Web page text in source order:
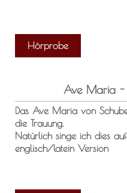
Hörprobe
Ave Maria -
Das Ave Maria von
die Trauung.
Natürlich singe ich dies
englisch/latein Version